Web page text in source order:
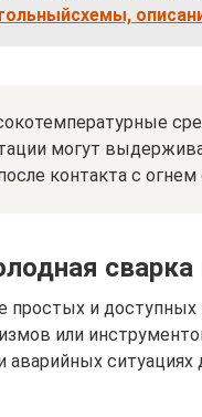
могут
контакта с
сварка
простых и
или
аварийных ситуациях